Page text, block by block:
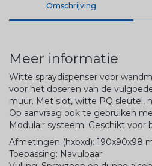
Omschrijving
Meer informatie
Witte spraydispenser voor
voor het doseren van de
muur. Met slot, witte PQ sleutel,
Op aanvraag ook te gebruiken
Modulair systeem. Geschikt
Afmetingen (hxbxd): 190x90x98
Toepassing: Navulbaar